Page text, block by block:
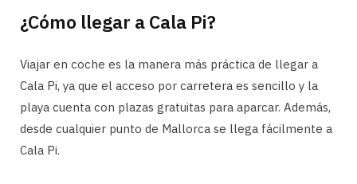
¿Cómo llegar a Cala Pi?
Viajar en coche es la manera más práctica de llegar a
Cala Pi, ya que el acceso por carretera es sencillo y la
playa cuenta con plazas gratuitas para aparcar. Además,
desde cualquier punto de Mallorca se llega fácilmente a
Cala Pi.